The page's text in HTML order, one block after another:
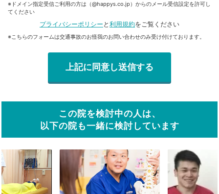
※ドメイン指定受信ご利用の方は（@happys.co.jp）からのメール受信設定を許可し
てください
プライバシーポリシーと利用規約をご覧ください
※こちらのフォームは交通事故のお怪我のお問い合わせのみ受け付けております。
この院を検討中の人は、
以下の院も一緒に検討しています